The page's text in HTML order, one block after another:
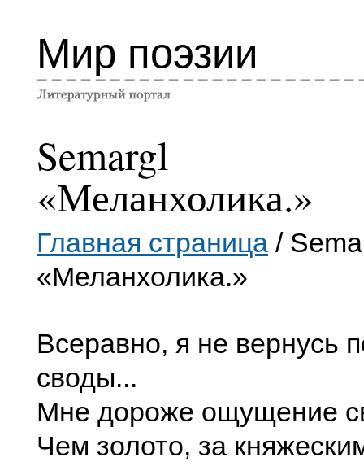
Мир поэзии
Semargl
«Меланхолика.»
Главная страница /
«Меланхолика.»
Всеравно, я не вернусь
своды...
Мне дороже ощущение
Чем золото, за